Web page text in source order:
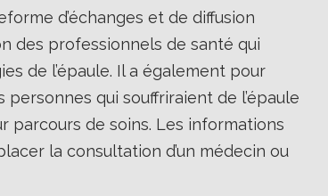
d’échanges et de diffusion
des professionnels de santé qui
de l’épaule. Il a également pour
qui souffriraient de l’épaule
parcours de soins. Les informations
la consultation d’un médecin ou